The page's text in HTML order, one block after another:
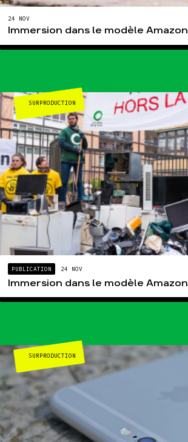
24 NOV
Immersion dans le modèle Amazon
SURPRODUCTION
PUBLICATION 24 NOV
Immersion dans le modèle Amazon
SURPRODUCTION